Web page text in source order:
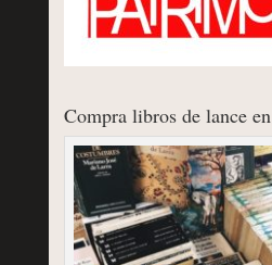
Compra libros de lance en